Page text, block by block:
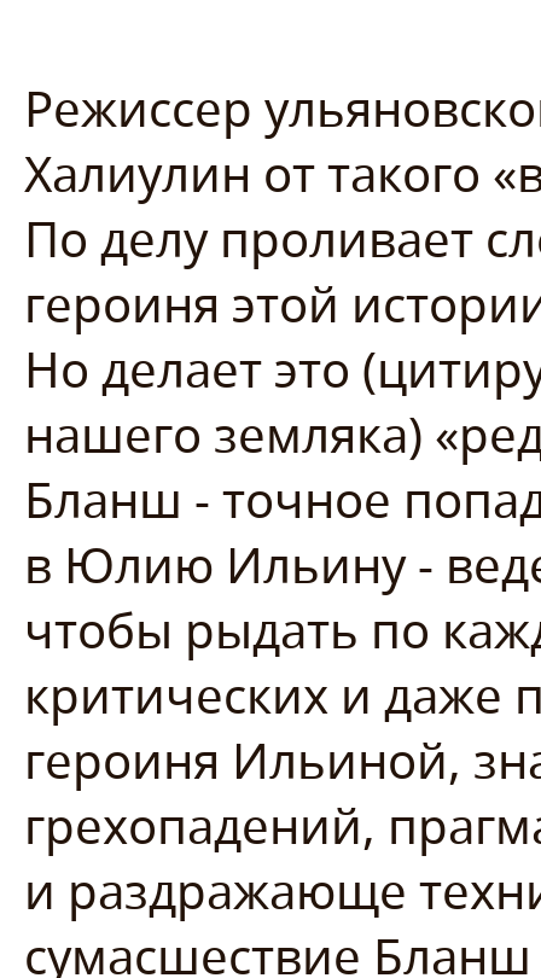
Режиссер
Халиулин от такого
По делу проливает
героиня этой
Но делает это
нашего земляка)
Бланш - точное
в Юлию Ильину -
чтобы рыдать по
критических и даже
героиня Ильиной,
грехопадений,
и раздражающе
сумасшествие